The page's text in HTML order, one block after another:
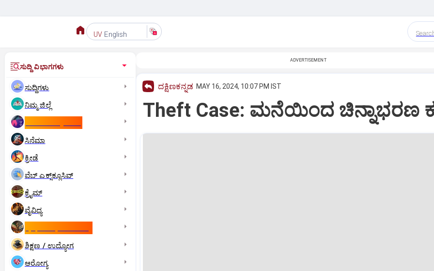
UV English
ಸುದ್ದಿ ವಿಭಾಗಗಳು
ಸುದ್ದಿಗಳು
ನಿಮ್ಮ ಜಿಲ್ಲೆ
ಸಿನೆಮಾ
ಕ್ರೀಡೆ
ವೆಬ್ ಎಕ್ಸ್‌ಕ್ಲೂಸಿವ್
ಕ್ರೈಮ್
ವೈವಿಧ್ಯ
ಶಿಕ್ಷಣ / ಉದ್ಯೋಗ
ಆರೋಗ್ಯ
ADVERTISEMENT
ದಕ್ಷಿಣಕನ್ನಡ MAY 16, 2024, 10:07 PM IST
Theft Case: ಮನೆಯಿಂದ ಚಿನ್ನಾಭರಣ